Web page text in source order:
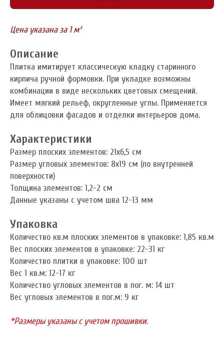
Цена указана за 1 м²
Описание
Плитка имитирует классическую кладку старинного
кирпича ручной формовки. При укладке возможны
комбинации в виде нескольких цветовых смещений.
Имеет мягкий рельеф, округленные углы. Применяется
для облицовки фасадов и отделки интерьеров дома.
Характеристики
Размер плоских элементов: 21х6,5 см
Размер угловых элементов: 8х19 см (по внутренней
поверхности)
Толщина элементов: 1,2-2 см
Данные указаны с учетом шва 12-13 мм
Упаковка
Количество кв.м плоских элементов в упаковке: 1,85 кв.м
Вес плоских элементов в упаковке: 22-31 кг
Количество плитки в упаковке: 100 шт
Вес 1 кв.м: 12-17 кг
Количество угловых элементов в пог. м: 14 шт
Вес угловых элементов в пог.м: 9 кг
*Размеры указаны с учетом прошивки.